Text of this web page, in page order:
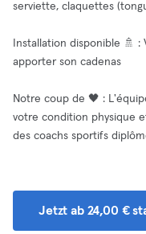
serviette, claquettes
Installation disponible 🚿 :
apporter son cadenas
Notre coup de 🖤 :
votre condition physique
des coachs sportifs
Jetzt ab 24,00 €